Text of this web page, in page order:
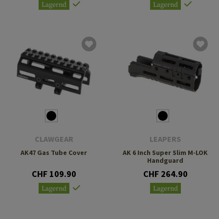
Lagernd Lagernd
CLAWGEAR
AK47 Gas Tube Cover
CHF 109.90
Lagernd
LEAPERS
AK 6 Inch Super Slim M-LOK
Handguard
CHF 264.90
Lagernd